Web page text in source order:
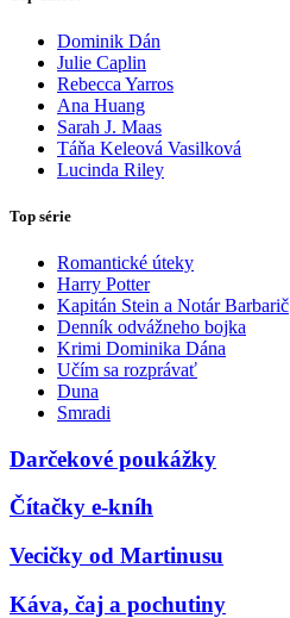
Dominik Dán
Julie Caplin
Rebecca Yarros
Ana Huang
Sarah J. Maas
Táňa Keleová Vasilková
Lucinda Riley
Top série
Romantické úteky
Harry Potter
Kapitán Stein a Notár Barbarič
Denník odvážneho bojka
Krimi Dominika Dána
Učím sa rozprávať
Duna
Smradi
Darčekové poukážky
Čítačky e-kníh
Vecičky od Martinusu
Káva, čaj a pochutiny